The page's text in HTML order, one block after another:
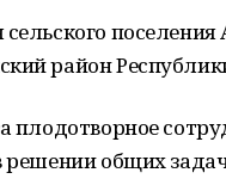
район
плодотворное
решении общих